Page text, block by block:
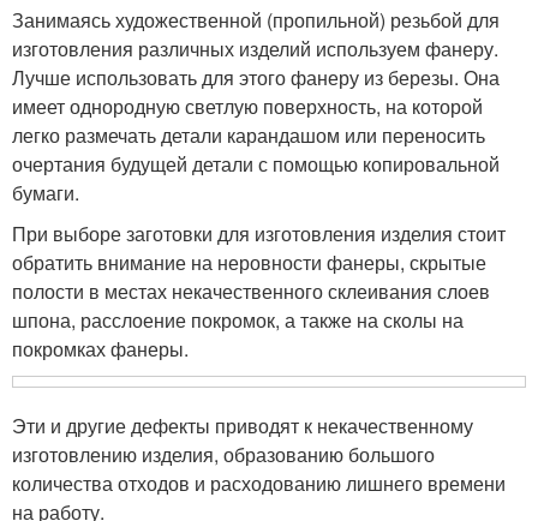
Занимаясь художественной (пропильной) резьбой для
изготовления различных изделий используем фанеру.
Лучше использовать для этого фанеру из березы. Она
име­ет однородную светлую поверхность, на которой
легко размечать детали карандашом или переносить
очертания будущей детали с помощью копировальной
бумаги.
При выборе заготовки для изготовления изделия стоит
обра­тить внимание на неровности фанеры, скрытые
полости в местах некачественного склеивания слоев
шпона, расслоение покромок, а также на сколы на
покромках фанеры.
Эти и другие дефекты приводят к некачественному
изготовле­нию изделия, образованию большого
количества отходов и рас­ходованию лишнего времени
на работу.